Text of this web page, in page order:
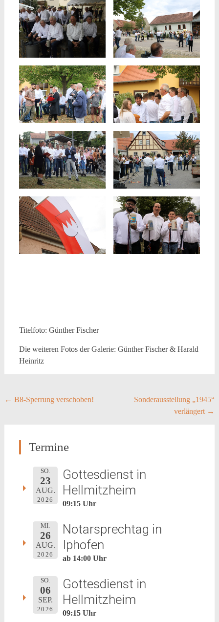
Titelfoto: Günther Fischer
Die weiteren Fotos der Galerie: Günther Fischer & Harald
Heinritz
Post
← B8-Sperrung verschoben!
Sonderausstellung „1945“
verlängert →
Termine
SO.
23
AUG.
2026
Gottesdienst in
Hellmitzheim
09:15 Uhr
MI.
26
AUG.
2026
Notarsprechtag in
Iphofen
ab 14:00 Uhr
SO.
06
SEP.
2026
Gottesdienst in
Hellmitzheim
09:15 Uhr